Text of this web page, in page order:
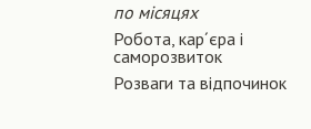
по місяцях
Робота, кар´єра і
саморозвиток
Розваги та відпочинок